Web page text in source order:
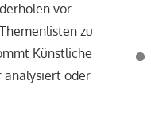
vor
zu
Künstliche
analysiert oder